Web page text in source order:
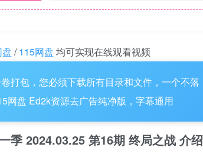
/115网盘 均可实现在线观看视频
打包，您必须下载所有目录和文件，一个不落
网盘 Ed2k资源去广告纯净版，字幕通用
季 2024.03.25 第16期 终局之战 介绍